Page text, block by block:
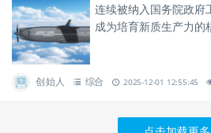
连续被纳入国务院政府
成为培育新质生产力的
创始人 综合 2025-12-01 12:55:45